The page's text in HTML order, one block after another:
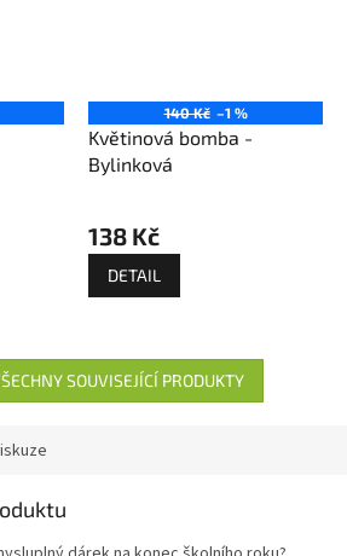
140 Kč –1 %
Květinová bomba -
Bylinková
138 Kč
DETAIL
SOUVISEJÍCÍ PRODUKTY